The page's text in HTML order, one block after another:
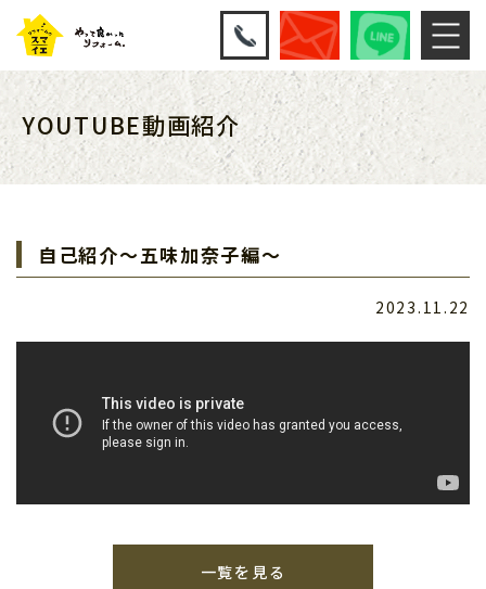
YOUTUBE動画紹介
自己紹介～五味加奈子編～
2023.11.22
一覧を見る